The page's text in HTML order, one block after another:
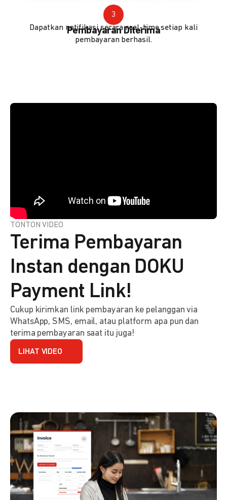
3
Pembayaran Diterima
Dapatkan notifikasi secara real-time setiap kali
pembayaran berhasil.
TONTON VIDEO
Terima Pembayaran
Instan dengan DOKU
Payment Link!
Cukup kirimkan link pembayaran ke pelanggan via
WhatsApp, SMS, email, atau platform apa pun dan
terima pembayaran saat itu juga!
LIHAT VIDEO